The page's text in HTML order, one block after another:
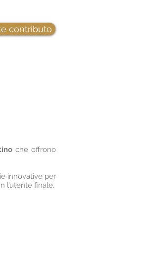
contributo
che offrono
innovative per
l’utente finale.